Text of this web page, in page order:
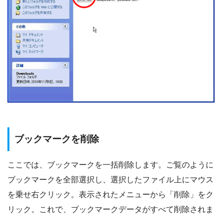
ブックマークを削除
ここでは、ブックマークを一括削除します。ご覧のように
ブックマークを全部選択し、選択したファイル上にマウス
を乗せ右クリック。表示されたメニューから「削除」をク
リック。これで、ブックマークデータがすべて削除されま